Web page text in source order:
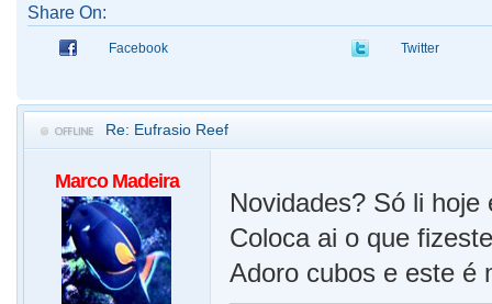
Share On:
Facebook Twitter
Re: Eufrasio Reef
Marco Madeira
Novidades? Só li
Coloca ai o que
Adoro cubos e este é